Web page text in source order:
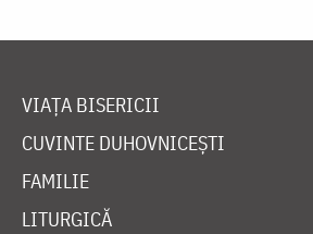
VIAȚA BISERICII
CUVINTE DUHOVNICEȘTI
FAMILIE
LITURGICĂ